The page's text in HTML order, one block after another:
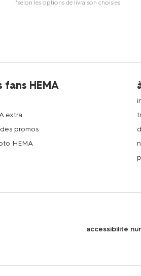
*selon les options de livraison choisies
fans HEMA
extra
promos
HEMA
accessibilité